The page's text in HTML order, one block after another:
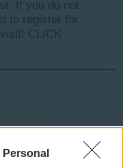
If you do not
to register for
CLICK
más rápido?